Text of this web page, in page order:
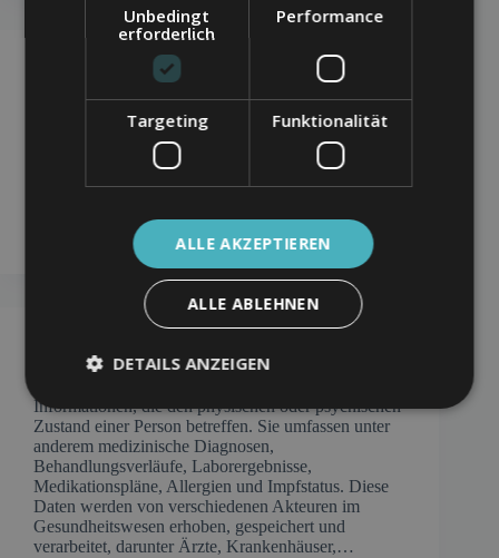
Google My Business
als „Google Unternehmensprofil“ bekannt, ist ein
kostenloser Online-Dienst von Google, der
Unternehmen ermöglicht, ihre Präsenz in den
Google-Suchergebnissen und auf Google Maps zu
Unternehmensprofils können Unternehmen…
Informationen, die den physischen oder psychischen
Zustand einer Person betreffen. Sie umfassen unter
anderem medizinische Diagnosen,
Behandlungsverläufe, Laborergebnisse,
Medikationspläne, Allergien und Impfstatus. Diese
Daten werden von verschiedenen Akteuren im
Gesundheitswesen erhoben, gespeichert und
verarbeitet, darunter Ärzte, Krankenhäuser,…
Unbedingt
erforderlich
Performance
Targeting Funktionalität
ALLE AKZEPTIEREN
ALLE ABLEHNEN
DETAILS ANZEIGEN